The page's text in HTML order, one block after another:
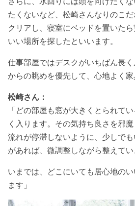
たくないなど、松崎さんなりのこ
クリアし、寝室にベッドを置いた
いい場所を探したといいます。
仕事部屋ではデスクがいちばん長
からの眺めを優先して、心地よく家
松崎さん：
「どの部屋も窓が大きくとられて
く入ります。その気持ち良さを邪
流れが停滞しないように、少しで
があれば、微調整しながら整えてい
いまでは、どこにいても居心地の
ます」